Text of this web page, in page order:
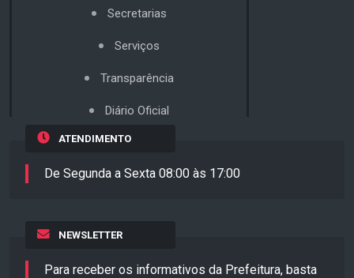
Secretarias
Serviços
Transparência
Diário Oficial
ATENDIMENTO
De Segunda a Sexta 08:00 às 17:00
NEWSLETTER
Para receber os informativos da Prefeitura, basta